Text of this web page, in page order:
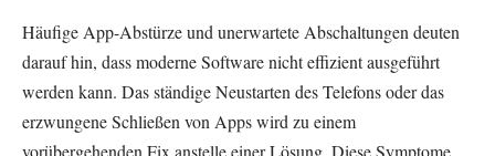
Häufige App-Abstürze und unerwartete Abschaltungen deuten
darauf hin, dass moderne Software nicht effizient ausgeführt
werden kann. Das ständige Neustarten des Telefons oder das
erzwungene Schließen von Apps wird zu einem
vorübergehenden Fix anstelle einer Lösung. Diese Symptome